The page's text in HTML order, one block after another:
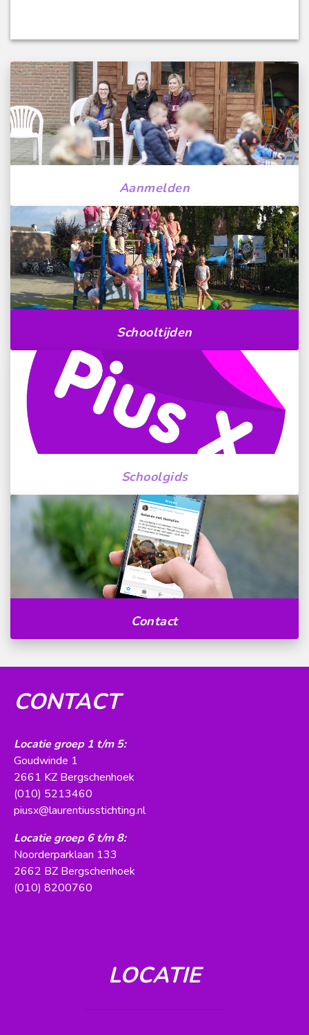
Aanmelden
Schooltijden
Schoolgids
Contact
CONTACT
Locatie groep 1 t/m 5:
Goudwinde 1
2661 KZ Bergschenhoek
(010) 5213460
piusx@laurentiusstichting.nl
Locatie groep 6 t/m 8:
Noorderparklaan 133
2662 BZ Bergschenhoek
(010) 8200760
LOCATIE